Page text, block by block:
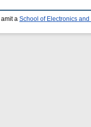
amit a School of Electronics